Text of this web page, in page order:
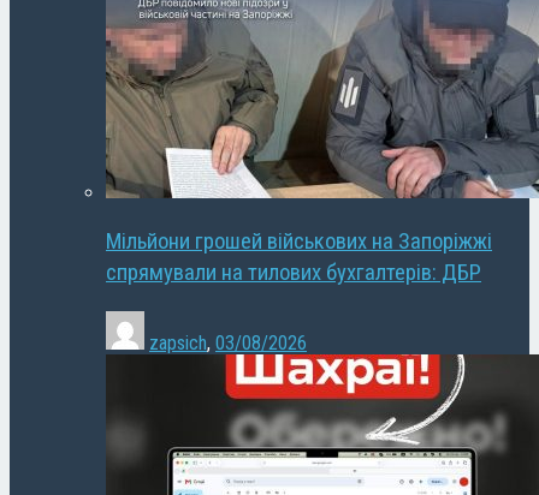
Мільйони грошей військових на Запоріжжі
спрямували на тилових бухгалтерів: ДБР
zapsich, 03/08/2026